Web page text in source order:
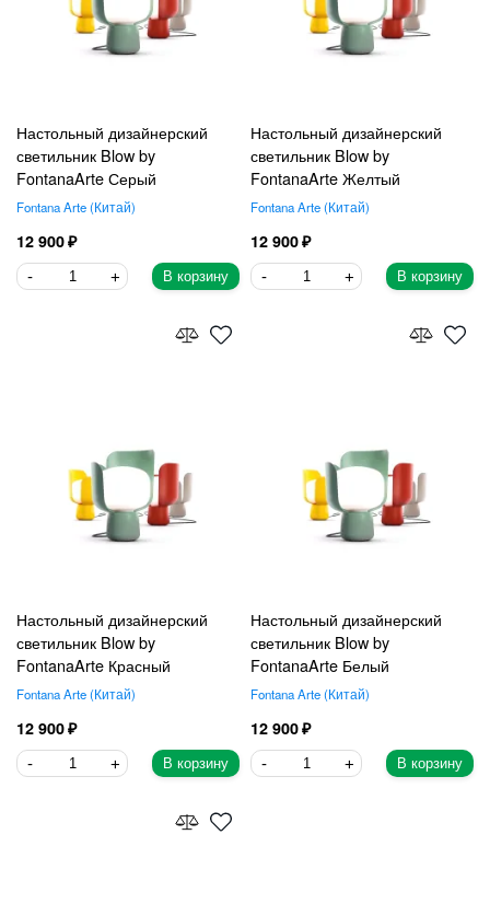
Настольный дизайнерский
светильник Blow by
FontanaArte Серый
Fontana Arte Китай
12 900
В корзину
Настольный дизайнерский
светильник Blow by
FontanaArte Желтый
Fontana Arte Китай
12 900
В корзину
Настольный дизайнерский
светильник Blow by
FontanaArte Красный
Fontana Arte Китай
12 900
В корзину
Настольный дизайнерский
светильник Blow by
FontanaArte Белый
Fontana Arte Китай
12 900
В корзину